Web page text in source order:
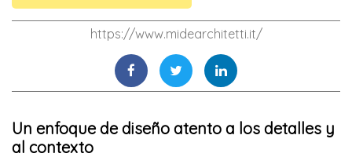
https://www.midearchitetti.it/
Un enfoque de diseño atento a los detalles y
al contexto